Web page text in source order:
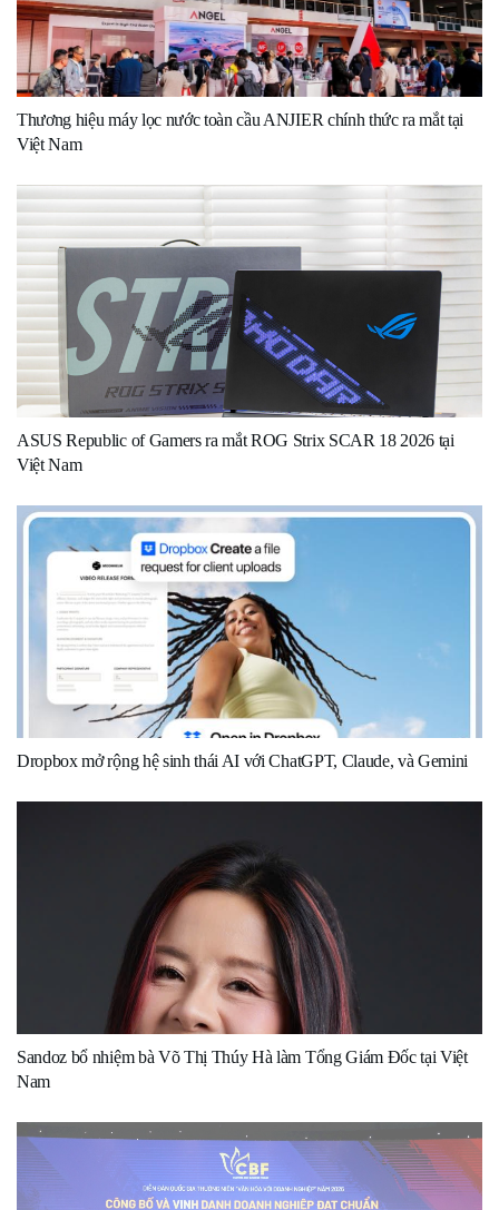
Thương hiệu máy lọc nước toàn cầu ANJIER chính thức ra mắt tại
Việt Nam
ASUS Republic of Gamers ra mắt ROG Strix SCAR 18 2026 tại
Việt Nam
Dropbox mở rộng hệ sinh thái AI với ChatGPT, Claude, và Gemini
Sandoz bổ nhiệm bà Võ Thị Thúy Hà làm Tổng Giám Đốc tại Việt
Nam